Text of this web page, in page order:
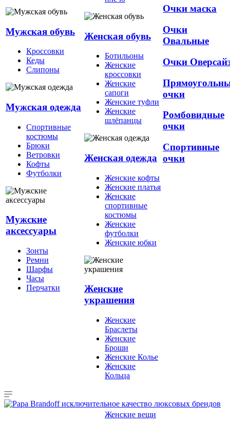
Мужская обувь
Кроссовки
Кеды
Слипоны
Мужская одежда
Спортивные
костюмы
Брюки
Ветровки
Кофты
Футболки
Мужские
аксессуары
Зонты
Ремни
Шарфы
Часы
Перчатки
Женская обувь
Ботильоны
Женские
кроссовки
Женские
сапоги
Женские туфли
Женские
шлёпанцы
Женская одежда
Женские кофты
Женские платья
Женские
спортивные
костюмы
Женские
футболки
Женские юбки
Женские
украшения
Женские
Браслеты
Женские
Броши
Женские Колье
Женские
Кольца
Очки маска
Очки
Овальные
Очки
очки
Ромбовидные
очки
Спортивные
очки
Женские вещи